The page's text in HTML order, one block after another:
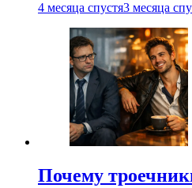
4 месяца спустя3 месяца
Почему